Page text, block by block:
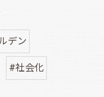
デン
#社会化